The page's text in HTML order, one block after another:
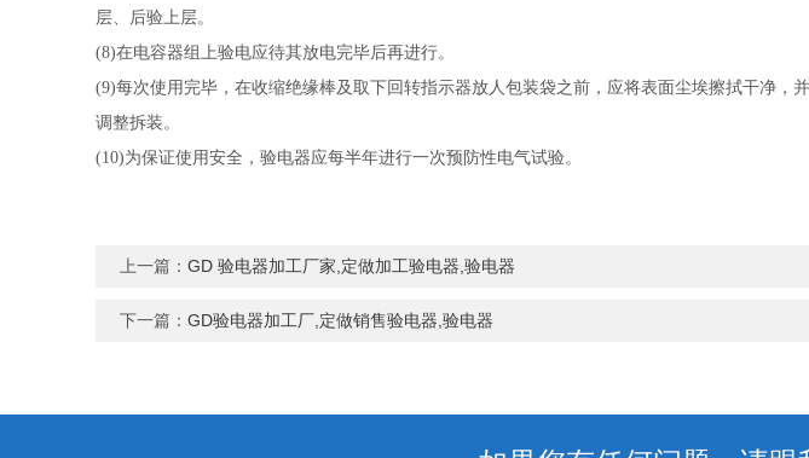
层、后验上层。
(8)在电容器组上验电应待其放电完毕后再进行。
(9)每次使用完毕，在收缩绝缘棒及取下回转指示器放人包装袋之前，应将表面尘埃擦拭干净
调整拆装。
(10)为保证使用安全，验电器应每半年进行一次预防性电气试验。
上一篇：GD 验电器加工厂家,定做加工验电器,验电器
下一篇：GD验电器加工厂,定做销售验电器,验电器